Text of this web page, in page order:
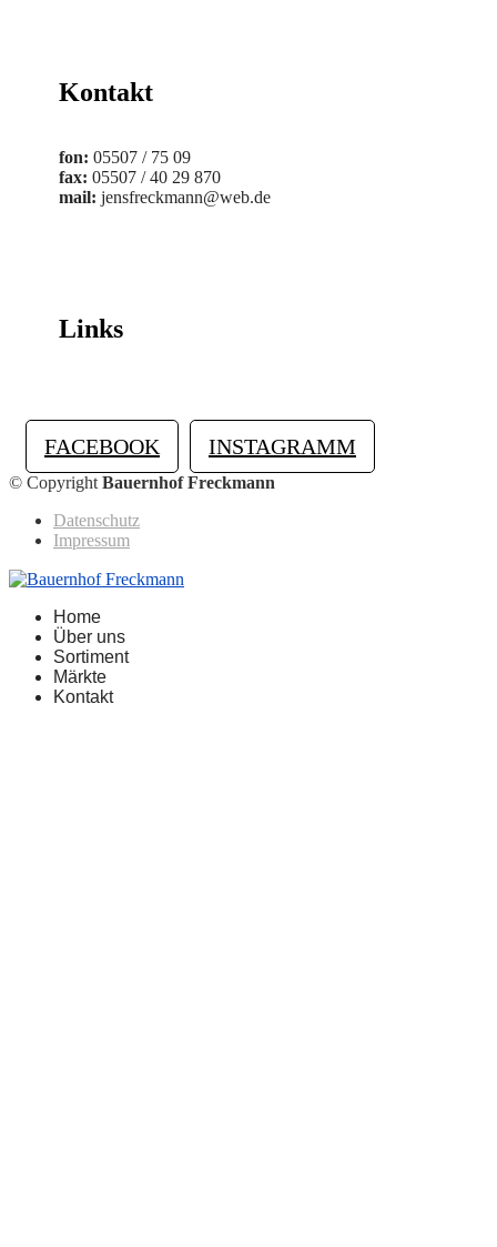
Kontakt
fon: 05507 / 75 09
fax: 05507 / 40 29 870
mail: jensfreckmann@web.de
Links
FACEBOOK INSTAGRAMM
© Copyright Bauernhof Freckmann
Datenschutz
Impressum
Home
Über uns
Sortiment
Märkte
Kontakt